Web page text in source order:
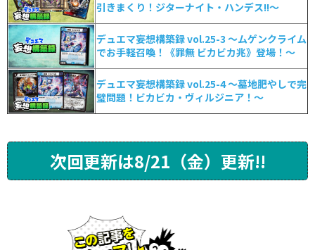
引きまくり！ジターナイト・ハンデス!!～
デュエマ妄想構築録 vol.25-3 ～ムゲンクライム
でお手軽召喚！《罪無 ビカビカ兆》登場！～
デュエマ妄想構築録 vol.25-4 ～墓地肥やしで完
璧問題！ビカビカ・ヴィルジニア！～
次回更新は8/21（金）更新!!